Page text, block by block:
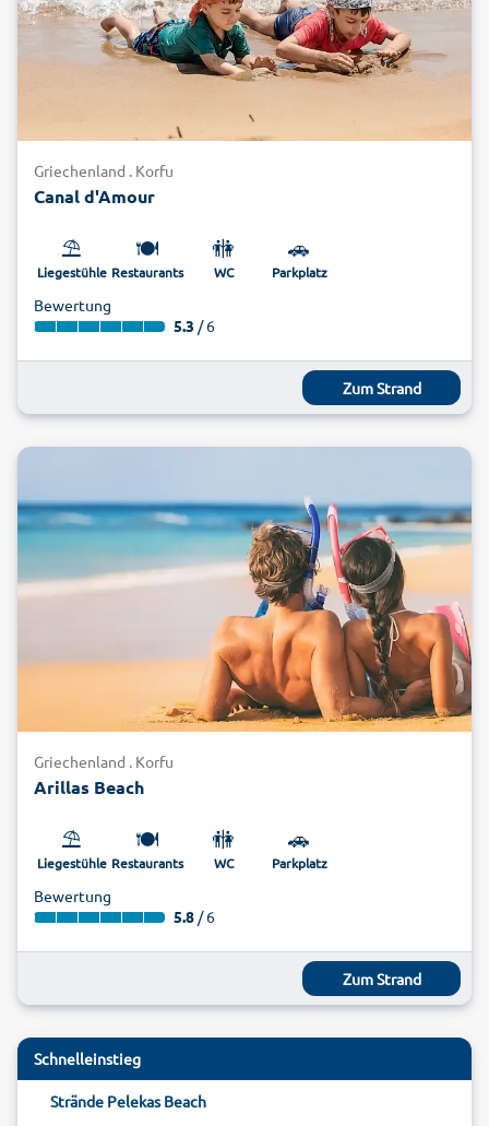
Griechenland . Korfu
Canal d'Amour
⛱️
Liegestühle
🍽️
Restaurants
🚻
WC
🚗
Parkplatz
Bewertung
5.3 / 6
Zum Strand
Griechenland . Korfu
Arillas Beach
⛱️
Liegestühle
🍽️
Restaurants
🚻
WC
🚗
Parkplatz
Bewertung
5.8 / 6
Zum Strand
Schnelleinstieg
Strände Pelekas Beach